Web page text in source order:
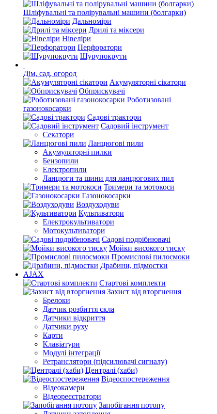
Шліфувальні та полірувальні машини (болгарки)
Дальноміри
Дрилі та міксери
Нівеліри
Перфоратори
Шурупокрути
Дім, сад, огород
Акумуляторні сікатори
Обприскувачі
Роботизовані
газонокосарки
Садові трактори
Садовий інструмент
Секатори
Ланцюгові пили
Акумуляторні пилки
Бензопили
Електропили
Ланцюги та шини для ланцюгових пил
Тримери та мотокоси
Газонокосарки
Воздуходуви
Культиватори
Електрокультиватори
Мотокультиватори
Садові подрібнювачі
Мойки високого тиску
Промислові пилосмоки
Драбини, підмостки
AJAX
Стартові комплекти
Захист від вторгнення
Брелоки
Датчик розбиття скла
Датчики відкриття
Датчики руху
Карти
Клавіатури
Модулі інтеграції
Ретранслятори (підсилювачі сигналу)
Централі (хаби)
Відеоспостереження
Відеокамери
Відеореєстратори
Запобігання потопу